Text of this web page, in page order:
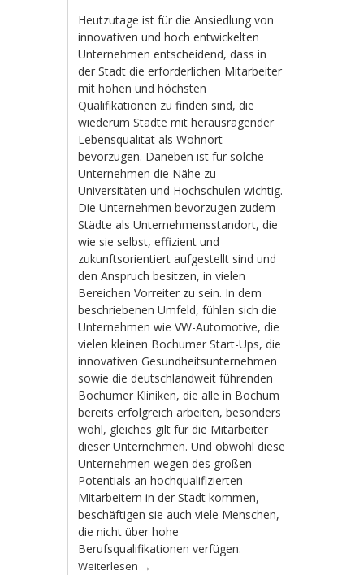
Heutzutage ist für die Ansiedlung von
innovativen und hoch entwickelten
Unternehmen entscheidend, dass in
der Stadt die erforderlichen Mitarbeiter
mit hohen und höchsten
Qualifikationen zu finden sind, die
wiederum Städte mit herausragender
Lebensqualität als Wohnort
bevorzugen. Daneben ist für solche
Unternehmen die Nähe zu
Universitäten und Hochschulen wichtig.
Die Unternehmen bevorzugen zudem
Städte als Unternehmensstandort, die
wie sie selbst, effizient und
zukunftsorientiert aufgestellt sind und
den Anspruch besitzen, in vielen
Bereichen Vorreiter zu sein. In dem
beschriebenen Umfeld, fühlen sich die
Unternehmen wie VW-Automotive, die
vielen kleinen Bochumer Start-Ups, die
innovativen Gesundheitsunternehmen
sowie die deutschlandweit führenden
Bochumer Kliniken, die alle in Bochum
bereits erfolgreich arbeiten, besonders
wohl, gleiches gilt für die Mitarbeiter
dieser Unternehmen. Und obwohl diese
Unternehmen wegen des großen
Potentials an hochqualifizierten
Mitarbeitern in der Stadt kommen,
beschäftigen sie auch viele Menschen,
die nicht über hohe
Berufsqualifikationen verfügen.
Weiterlesen →